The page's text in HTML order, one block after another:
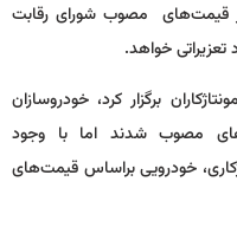
از قیمت‌های مصوب شورای رقابت
خواهد.
برگزار کرد، خودروسازان
مصوب شدند اما با وجود
خودرویی براساس قیمت‌های